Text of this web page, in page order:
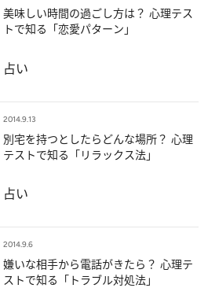
美味しい時間の過ごし方は？ 心理テス
トで知る「恋愛パターン」
占い
2014.9.13
別宅を持つとしたらどんな場所？ 心理
テストで知る「リラックス法」
占い
2014.9.6
嫌いな相手から電話がきたら？ 心理テ
ストで知る「トラブル対処法」